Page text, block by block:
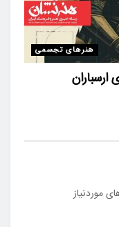
هنرهای تجسمی
موردنیاز